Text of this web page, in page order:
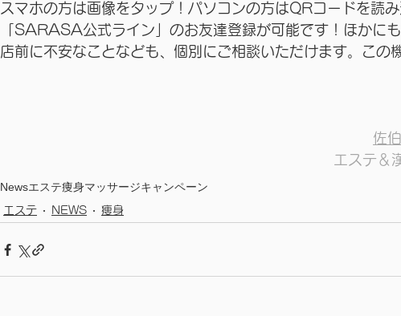
スマホの方は画像をタップ！パソコンの方はQRコードを読
「SARASA公式ライン」のお友達登録が可能です！ほかに
店前に不安なことなども、個別にご相談いただけます。この
佐
エステ＆
Newsエステ痩身マッサージキャンペーン
エステ NEWS 痩身